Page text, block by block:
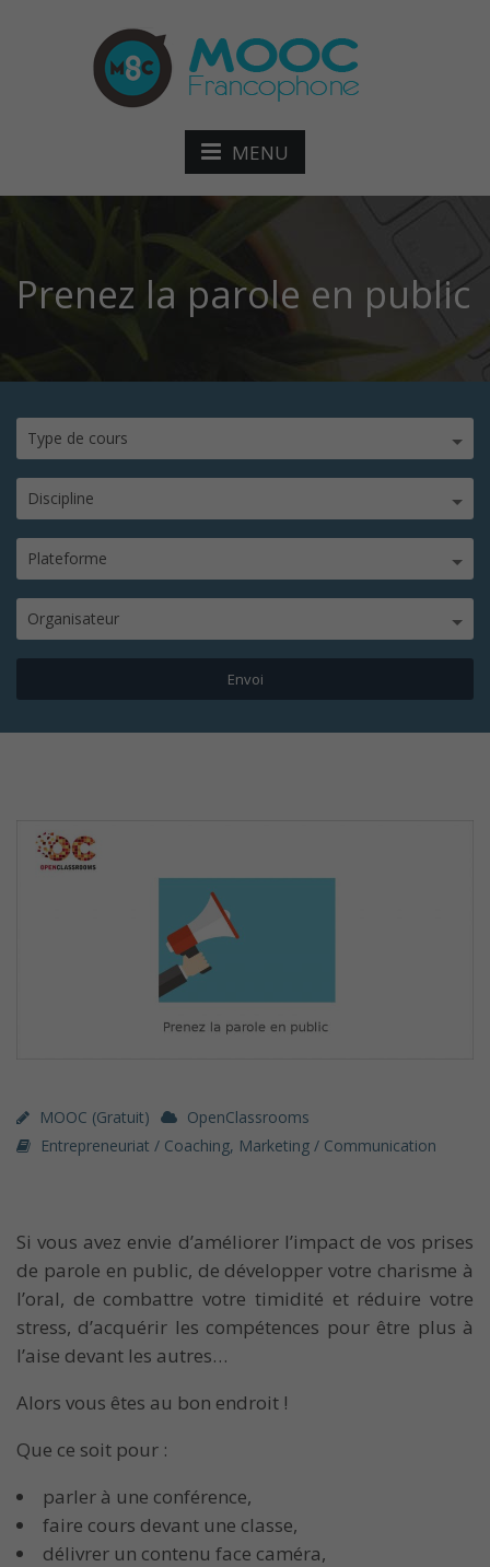
MENU
Prenez la parole en public
Type de cours
Discipline
Plateforme
Organisateur
MOOC (gratuit)
OpenClassrooms
Entrepreneuriat / Coaching, Marketing / Communication
Si vous avez envie d’améliorer l’impact de vos prises
de parole en public, de développer votre charisme à
l’oral, de combattre votre timidité et réduire votre
stress, d’acquérir les compétences pour être plus à
l’aise devant les autres…
Alors vous êtes au bon endroit !
Que ce soit pour :
parler à une conférence,
faire cours devant une classe,
délivrer un contenu face caméra,